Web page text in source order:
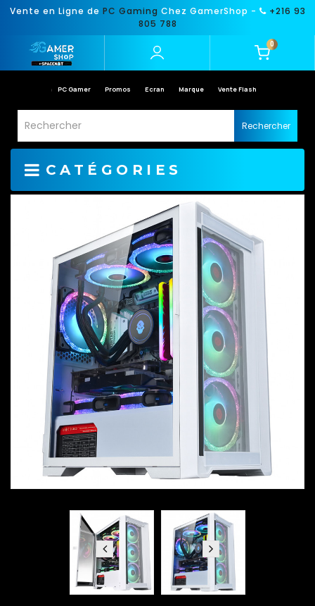
Vente en Ligne de PC Gaming Chez GamerShop -
+216 93
805 788
0
PC Gamer Promos Ecran Marque Vente Flash
Rechercher
CATÉGORIES